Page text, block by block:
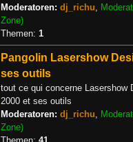
Moderatoren: dj_richu
Zone)
Themen: 1
Pangolin Lasershow
ses outils
tout ce qui concerne Lasershow
2000 et ses outils
Moderatoren: dj_richu
Zone)